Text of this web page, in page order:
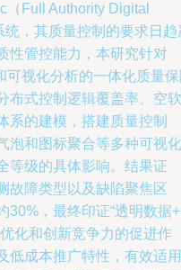
Full Authority Digital
，其质量控制的要求日趋
性管控能力，本研究针对
可视化分析的一体化质量
布式控制逻辑覆盖率、空软
系的建模，搭建质量控制
泡和图标聚合等多种可视化
等级的具体影响。结果证
故障类型以及缺陷聚焦区
30%，最终印证“透明数据
化和创新竞争力的促进作
低成本推广特性，有效适用